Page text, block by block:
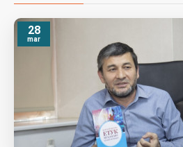
28
mar